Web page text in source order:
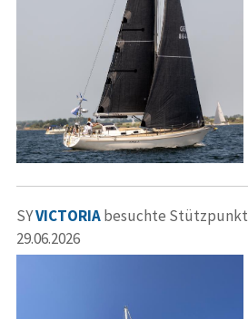
SYVICTORIAbesuchte Stützpunkt
29.06.2026